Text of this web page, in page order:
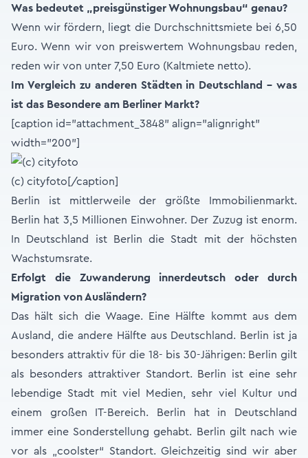
Was bedeutet „preisgünstiger Wohnungsbau“ genau?
Wenn wir fördern, liegt die Durchschnittsmiete bei 6,50
Euro. Wenn wir von preiswertem Wohnungsbau reden,
reden wir von unter 7,50 Euro (Kaltmiete netto).
Im Vergleich zu anderen Städten in Deutschland – was
ist das Besondere am Berliner Markt?
[caption id="attachment_3848" align="alignright"
width="200"]
(c) cityfoto[/caption]
Berlin ist mittlerweile der größte Immobilienmarkt.
Berlin hat 3,5 Millionen Einwohner. Der Zuzug ist enorm.
In Deutschland ist Berlin die Stadt mit der höchsten
Wachstumsrate.
Erfolgt die Zuwanderung innerdeutsch oder durch
Migration von Ausländern?
Das hält sich die Waage. Eine Hälfte kommt aus dem
Ausland, die andere Hälfte aus Deutschland. Berlin ist ja
besonders attraktiv für die 18- bis 30-Jährigen: Berlin gilt
als besonders attraktiver Standort. Berlin ist eine sehr
lebendige Stadt mit viel Medien, sehr viel Kultur und
einem großen IT-Bereich. Berlin hat in Deutschland
immer eine Sonderstellung gehabt. Berlin gilt nach wie
vor als „coolster“ Standort. Gleichzeitig sind wir aber